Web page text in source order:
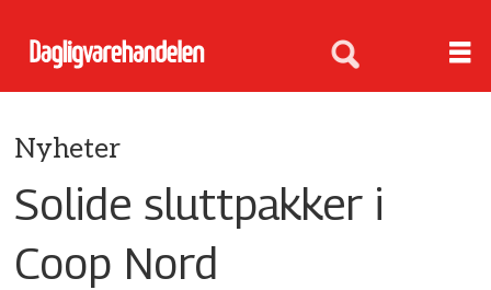
Nyheter
Solide sluttpakker i
Coop Nord